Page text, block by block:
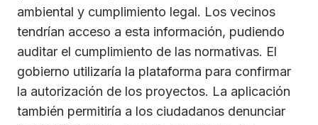
ambiental y cumplimiento legal. Los vecinos
tendrían acceso a esta información, pudiendo
auditar el cumplimiento de las normativas. El
gobierno utilizaría la plataforma para confirmar
la autorización de los proyectos. La aplicación
también permitiría a los ciudadanos denunciar